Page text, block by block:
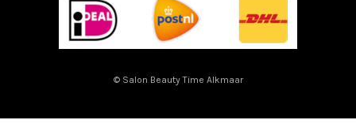
© Salon Beauty Time Alkmaar